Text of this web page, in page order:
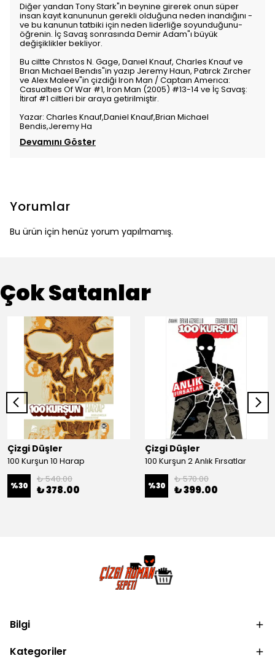
Diğer yandan Tony Stark"ın beynine girerek onun süper
insan kayıt kanununun gerekli olduğuna neden inandığını -
ve bu kanunun tatbiki için neden liderliğe soyunduğunu-
öğrenin. İç Savaş sonrasında Demir Adam"ı büyük
değişiklikler bekliyor.
Bu ciltte Chrıstos N. Gage, Danıel Knauf, Charles Knauf ve
Brıan Mıchael Bendıs"in yazıp Jeremy Haun, Patırck Zırcher
ve Alex Maleev"in çizdiği Iron Man / Captaın Amerıca:
Casualtıes Of War #1, Iron Man (2005) #13-14 ve İç Savaş:
İtiraf #1 ciltleri bir araya getirilmiştir.
Yazar: Charles Knauf,Daniel Knauf,Brian Michael
Bendis,Jeremy Ha
Devamını Göster
Yorumlar
Bu ürün için henüz yorum yapılmamış.
Çok Satanlar
Çizgi Düşler
100 Kurşun 10 Harap
%30
₺ 540.00
₺ 378.00
Çizgi Düşler
100 Kurşun 2 Anlık Fırsatlar
%30
₺ 570.00
₺ 399.00
Bilgi
Kategoriler